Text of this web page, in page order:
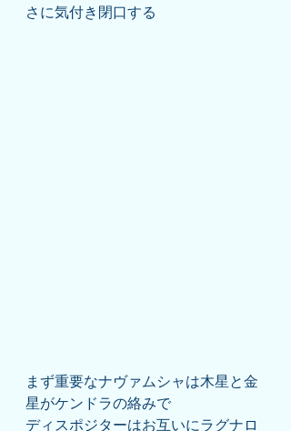
さに気付き閉口する
まず重要なナヴァムシャは木星と金
星がケンドラの絡みで
ディスポジターはお互いにラグナロ